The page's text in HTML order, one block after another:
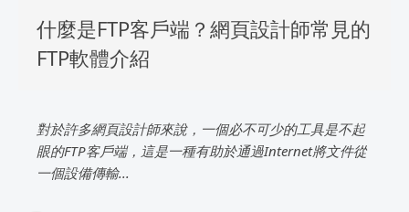
什麼是FTP客戶端？網頁設計師常見的
FTP軟體介紹
對於許多網頁設計師來說，一個必不可少的工具是不起
眼的FTP客戶端，這是一種有助於通過Internet將文件從
一個設備傳輸...